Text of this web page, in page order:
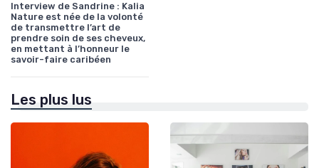
Interview de Sandrine : Kalia
Nature est née de la volonté
de transmettre l’art de
prendre soin de ses cheveux,
en mettant à l’honneur le
savoir-faire caribéen
Les plus lus